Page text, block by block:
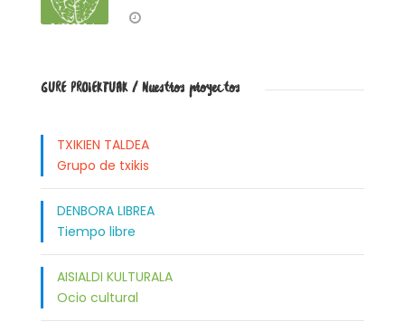
GURE PROIEKTUAK / Nuestros proyectos
TXIKIEN TALDEA
Grupo de txikis
DENBORA LIBREA
Tiempo libre
AISIALDI KULTURALA
Ocio cultural